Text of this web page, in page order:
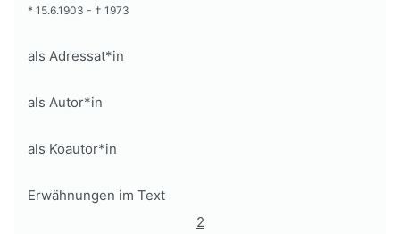
* 15.6.1903 - † 1973
als Adressat*in
als Autor*in
als Koautor*in
Erwähnungen im Text
2